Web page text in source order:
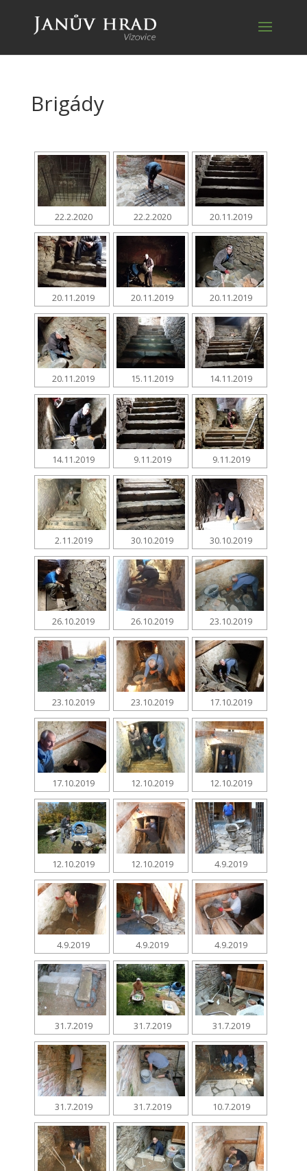
Brigády
22.2.2020 22.2.2020 20.11.2019
20.11.2019 20.11.2019 20.11.2019
20.11.2019 15.11.2019 14.11.2019
14.11.2019 9.11.2019 9.11.2019
2.11.2019 30.10.2019 30.10.2019
26.10.2019 26.10.2019 23.10.2019
23.10.2019 23.10.2019 17.10.2019
17.10.2019 12.10.2019 12.10.2019
12.10.2019 12.10.2019 4.9.2019
4.9.2019 4.9.2019 4.9.2019
31.7.2019 31.7.2019 31.7.2019
31.7.2019 31.7.2019 10.7.2019